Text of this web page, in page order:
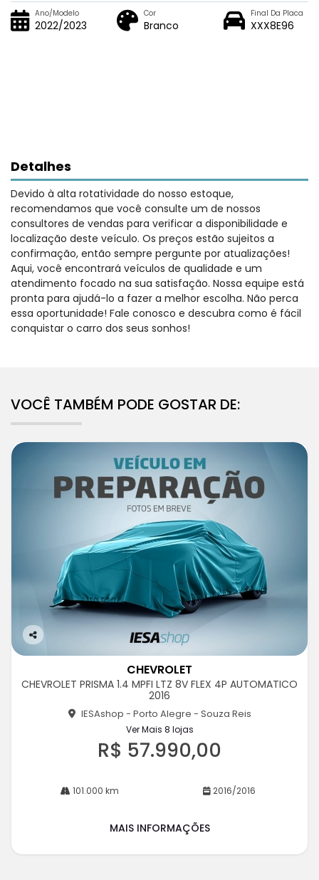
Ano/Modelo
2022/2023
Cor
Branco
Final Da Placa
XXX8E96
Detalhes
Devido à alta rotatividade do nosso estoque,
recomendamos que você consulte um de nossos
consultores de vendas para verificar a disponibilidade e
localização deste veículo. Os preços estão sujeitos a
confirmação, então sempre pergunte por atualizações!
Aqui, você encontrará veículos de qualidade e um
atendimento focado na sua satisfação. Nossa equipe está
pronta para ajudá-lo a fazer a melhor escolha. Não perca
essa oportunidade! Fale conosco e descubra como é fácil
conquistar o carro dos seus sonhos!
VOCÊ TAMBÉM PODE GOSTAR DE:
Co
rtil
CHEVROLET
CHEVROLET PRISMA 1.4 MPFI LTZ 8V FLEX 4P AUTOMATICO
2016
IESAshop - Porto Alegre - Souza Reis
Ver Mais 8 lojas
R$ 57.990,00
101.000 km 2016/2016
MAIS INFORMAÇÕES